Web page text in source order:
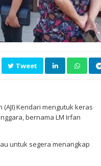
Tweet
Kendari mengutuk keras
bernama LM Irfan
untuk segera menangkap